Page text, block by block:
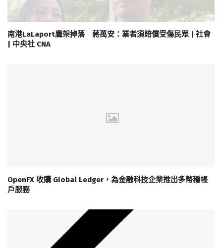
南港LaLaport鷹架掉落 蔣萬安：業者須賠償受傷民眾 | 社會
| 中央社 CNA
OpenFX 收購 Global Ledger，為金融科技企業推出多幣種帳
戶服務